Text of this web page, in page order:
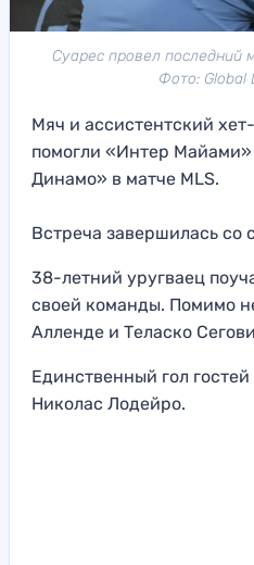
Суарес провел последний
Фото: Global
Мяч и ассистентский
помогли «Интер
Динамо» в матче MLS.
Встреча завершилась со
38-летний уругваец
своей команды. Помимо
Алленде и Теласко
Единственный гол
Николас Лодейро.